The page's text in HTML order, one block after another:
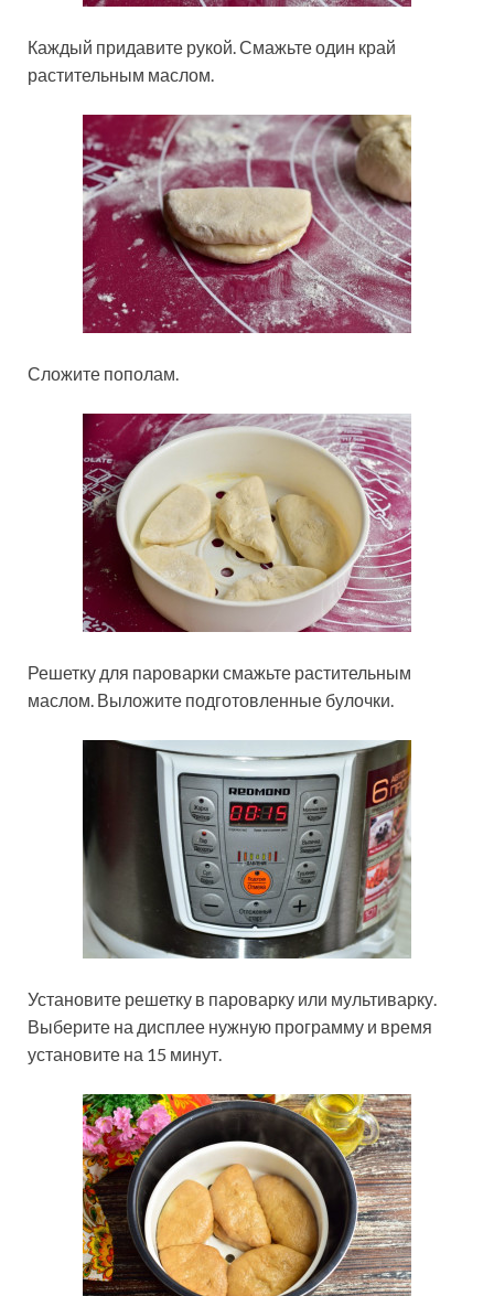
Каждый придавите рукой. Смажьте один край
растительным маслом.
Сложите пополам.
Решетку для пароварки смажьте растительным
маслом. Выложите подготовленные булочки.
Установите решетку в пароварку или мультиварку.
Выберите на дисплее нужную программу и время
установите на 15 минут.